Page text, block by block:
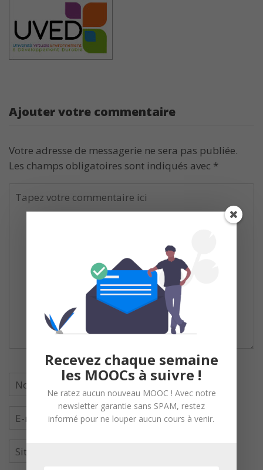
Ajouter votre commentaire
Votre adresse de messagerie ne sera pas publiée.
Les champs obligatoires sont indiqués avec *
Recevez chaque semaine
les MOOCs à suivre !
Ne ratez aucun nouveau MOOC ! Avec notre
newsletter garantie sans SPAM, restez
informé pour ne louper aucun cours à venir.